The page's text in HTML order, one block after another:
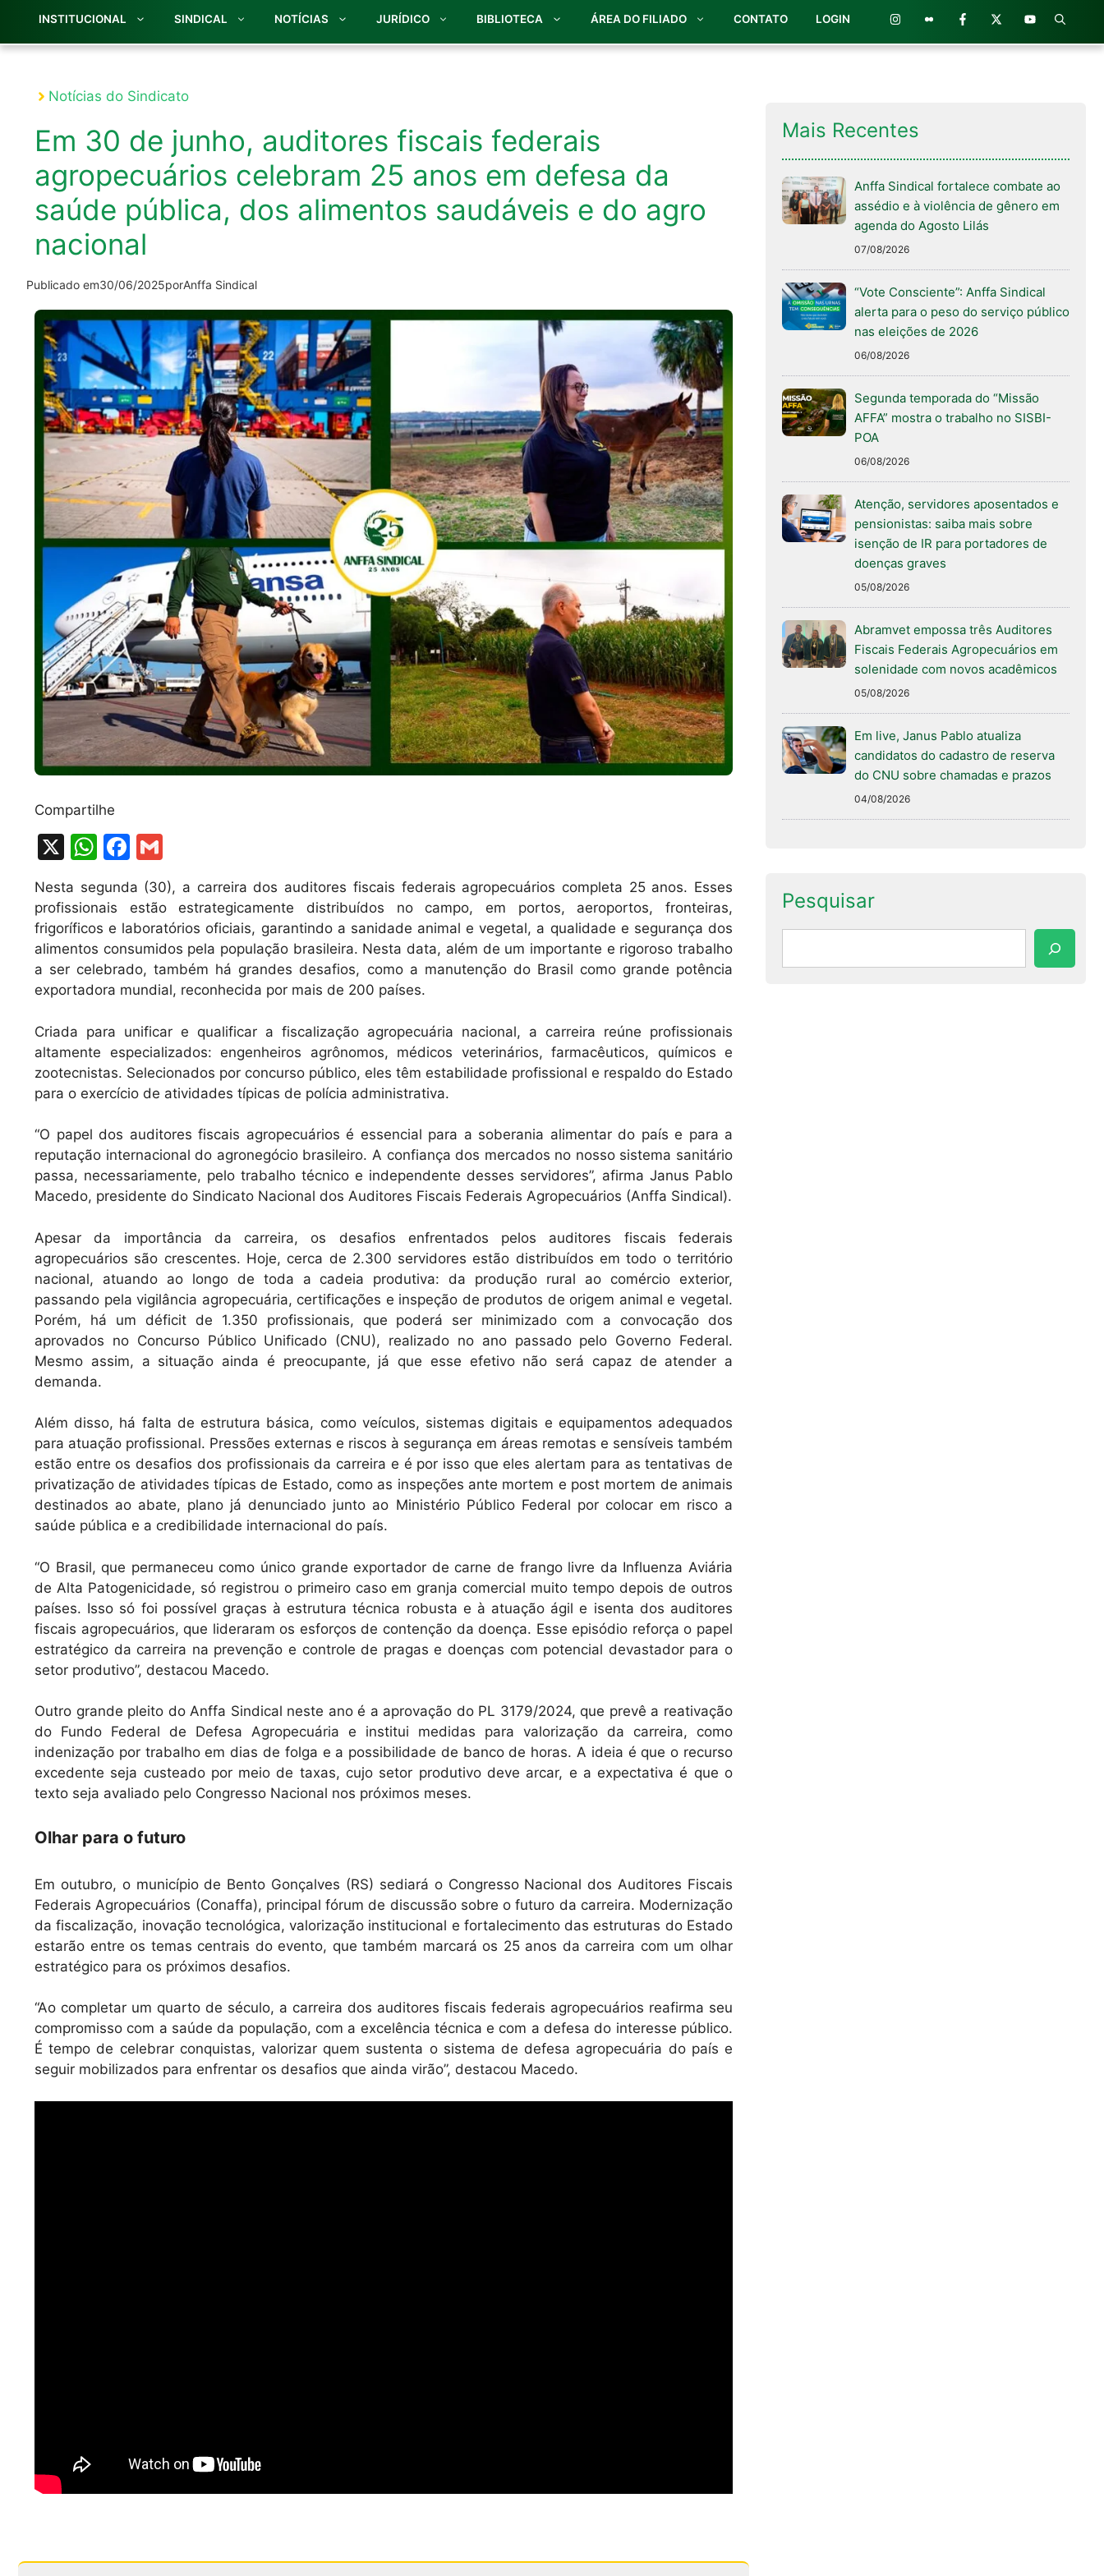
INSTITUCIONAL SINDICAL NOTÍCIAS JURÍDICO BIBLIOTECA ÁREA DO FILIADO CONTATO LOGIN
Notícias do Sindicato
Em 30 de junho, auditores fiscais federais
agropecuários celebram 25 anos em defesa da
saúde pública, dos alimentos saudáveis e do agro
nacional
Publicado em30/06/2025porAnffa Sindical
Compartilhe
X
W
at
s
A
p
p
F
c
e
b
o
o
k
m
ai
l
Nesta segunda (30), a carreira dos auditores fiscais federais agropecuários completa 25 anos. Esses
profissionais estão estrategicamente distribuídos no campo, em portos, aeroportos, fronteiras,
frigoríficos e laboratórios oficiais, garantindo a sanidade animal e vegetal, a qualidade e segurança dos
alimentos consumidos pela população brasileira. Nesta data, além de um importante e rigoroso trabalho
a ser celebrado, também há grandes desafios, como a manutenção do Brasil como grande potência
exportadora mundial, reconhecida por mais de 200 países.
Criada para unificar e qualificar a fiscalização agropecuária nacional, a carreira reúne profissionais
altamente especializados: engenheiros agrônomos, médicos veterinários, farmacêuticos, químicos e
zootecnistas. Selecionados por concurso público, eles têm estabilidade profissional e respaldo do Estado
para o exercício de atividades típicas de polícia administrativa.
“O papel dos auditores fiscais agropecuários é essencial para a soberania alimentar do país e para a
reputação internacional do agronegócio brasileiro. A confiança dos mercados no nosso sistema sanitário
passa, necessariamente, pelo trabalho técnico e independente desses servidores”, afirma Janus Pablo
Macedo, presidente do Sindicato Nacional dos Auditores Fiscais Federais Agropecuários (Anffa Sindical).
Apesar da importância da carreira, os desafios enfrentados pelos auditores fiscais federais
agropecuários são crescentes. Hoje, cerca de 2.300 servidores estão distribuídos em todo o território
nacional, atuando ao longo de toda a cadeia produtiva: da produção rural ao comércio exterior,
passando pela vigilância agropecuária, certificações e inspeção de produtos de origem animal e vegetal.
Porém, há um déficit de 1.350 profissionais, que poderá ser minimizado com a convocação dos
aprovados no Concurso Público Unificado (CNU), realizado no ano passado pelo Governo Federal.
Mesmo assim, a situação ainda é preocupante, já que esse efetivo não será capaz de atender a
demanda.
Além disso, há falta de estrutura básica, como veículos, sistemas digitais e equipamentos adequados
para atuação profissional. Pressões externas e riscos à segurança em áreas remotas e sensíveis também
estão entre os desafios dos profissionais da carreira e é por isso que eles alertam para as tentativas de
privatização de atividades típicas de Estado, como as inspeções ante mortem e post mortem de animais
destinados ao abate, plano já denunciado junto ao Ministério Público Federal por colocar em risco a
saúde pública e a credibilidade internacional do país.
“O Brasil, que permaneceu como único grande exportador de carne de frango livre da Influenza Aviária
de Alta Patogenicidade, só registrou o primeiro caso em granja comercial muito tempo depois de outros
países. Isso só foi possível graças à estrutura técnica robusta e à atuação ágil e isenta dos auditores
fiscais agropecuários, que lideraram os esforços de contenção da doença. Esse episódio reforça o papel
estratégico da carreira na prevenção e controle de pragas e doenças com potencial devastador para o
setor produtivo”, destacou Macedo.
Outro grande pleito do Anffa Sindical neste ano é a aprovação do PL 3179/2024, que prevê a reativação
do Fundo Federal de Defesa Agropecuária e institui medidas para valorização da carreira, como
indenização por trabalho em dias de folga e a possibilidade de banco de horas. A ideia é que o recurso
excedente seja custeado por meio de taxas, cujo setor produtivo deve arcar, e a expectativa é que o
texto seja avaliado pelo Congresso Nacional nos próximos meses.
Olhar para o futuro
Em outubro, o município de Bento Gonçalves (RS) sediará o Congresso Nacional dos Auditores Fiscais
Federais Agropecuários (Conaffa), principal fórum de discussão sobre o futuro da carreira. Modernização
da fiscalização, inovação tecnológica, valorização institucional e fortalecimento das estruturas do Estado
estarão entre os temas centrais do evento, que também marcará os 25 anos da carreira com um olhar
estratégico para os próximos desafios.
“Ao completar um quarto de século, a carreira dos auditores fiscais federais agropecuários reafirma seu
compromisso com a saúde da população, com a excelência técnica e com a defesa do interesse público.
É tempo de celebrar conquistas, valorizar quem sustenta o sistema de defesa agropecuária do país e
seguir mobilizados para enfrentar os desafios que ainda virão”, destacou Macedo.
Mais Recentes
Anffa Sindical fortalece combate ao
assédio e à violência de gênero em
agenda do Agosto Lilás
07/08/2026
“Vote Consciente”: Anffa Sindical
alerta para o peso do serviço público
nas eleições de 2026
06/08/2026
Segunda temporada do “Missão
AFFA” mostra o trabalho no SISBI-
POA
06/08/2026
Atenção, servidores aposentados e
pensionistas: saiba mais sobre
isenção de IR para portadores de
doenças graves
05/08/2026
Abramvet empossa três Auditores
Fiscais Federais Agropecuários em
solenidade com novos acadêmicos
05/08/2026
Em live, Janus Pablo atualiza
candidatos do cadastro de reserva
do CNU sobre chamadas e prazos
04/08/2026
Pesquisar